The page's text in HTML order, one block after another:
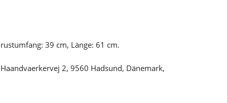
39 cm, Länge: 61 cm.
2, 9560 Hadsund, Dänemark,